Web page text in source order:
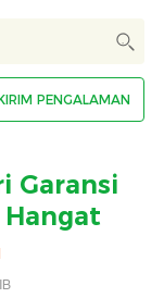
PENGALAMAN
Garansi